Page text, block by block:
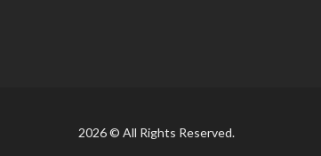
2026 © All Rights Reserved.